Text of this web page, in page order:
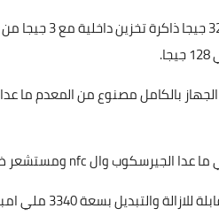
سميك نسبيا بسمك 8.2 جسم الجهاز بالكامل مصنوع